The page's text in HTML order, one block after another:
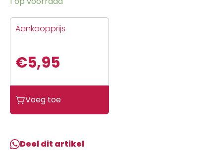
Aankoopprijs
€5,95
Mio
knipperlicht
aantal
Voeg toe
Deel dit artikel